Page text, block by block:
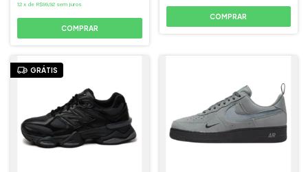
12 x de R$99,92 sem juros
COMPRAR
COMPRAR
GRÁTIS